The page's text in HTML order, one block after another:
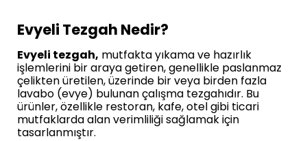
Evyeli Tezgah Nedir?
Evyeli tezgah, mutfakta yıkama ve hazırlık
işlemlerini bir araya getiren, genellikle paslanmaz
çelikten üretilen, üzerinde bir veya birden fazla
lavabo (evye) bulunan çalışma tezgahıdır. Bu
ürünler, özellikle restoran, kafe, otel gibi ticari
mutfaklarda alan verimliliği sağlamak için
tasarlanmıştır.